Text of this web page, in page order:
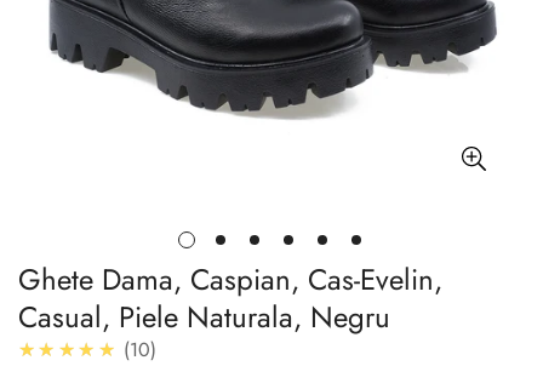
Ghete Dama, Caspian, Cas-Evelin,
Casual, Piele Naturala, Negru
★★★★★ 4.9
10